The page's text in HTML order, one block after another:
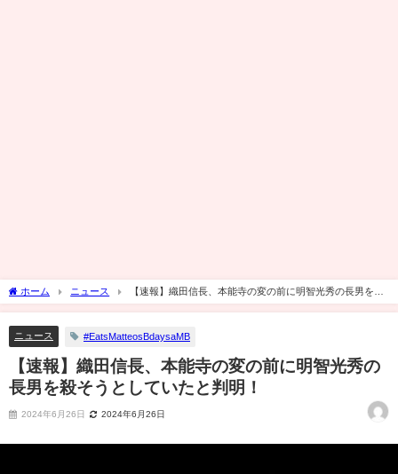
ホーム ニュース
【速報】織田信長、本能寺の変の前に明智光秀の長男を殺
そうとしていたと判明！
ニュース #EatsMatteosBdaysaMB
【速報】織田信長、本能寺の変の前に明智光秀の
長男を殺そうとしていたと判明！
2024年6月26日 2024年6月26日